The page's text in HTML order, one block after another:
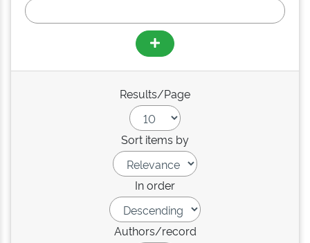
Results/Page
Sort items by
In order
Authors/record